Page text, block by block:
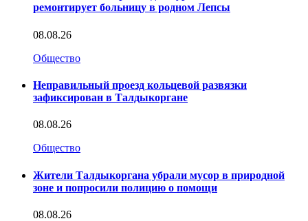
ремонтирует больницу в родном Лепсы
08.08.26
Общество
Неправильный проезд кольцевой развязки
зафиксирован в Талдыкоргане
08.08.26
Общество
Жители Талдыкоргана убрали мусор в природной
зоне и попросили полицию о помощи
08.08.26